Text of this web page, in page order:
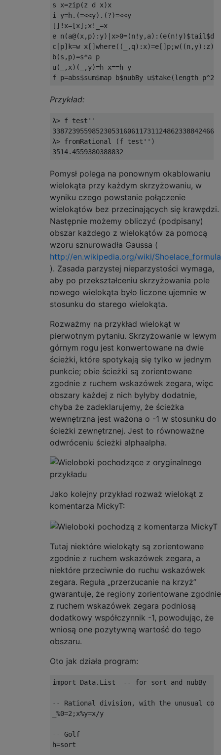
s x=zip(z d x)x
i y=h.(=<<y).(?)=<<y
[]!x=[x];x!_=x
e
c[p]k=w
b(s,p)=s*a p
u(_,x)(_,y)=h x==h y
Przykład:
λ> f test''
λ> fromRational (f test'')
Pomysł polega na ponownym okablowaniu
wielokąta przy każdym skrzyżowaniu, w
wyniku czego powstanie połączenie
wielokątów bez przecinających się krawędzi.
Następnie możemy obliczyć (podpisany)
obszar każdego z wielokątów za pomocą
wzoru sznurowadła Gaussa (
http://en.wikipedia.org/wiki/Shoelace_formula
). Zasada parzystej nieparzystości wymaga,
aby po przekształceniu skrzyżowania pole
nowego wielokąta było liczone ujemnie w
stosunku do starego wielokąta.
Rozważmy na przykład wielokąt w
pierwotnym pytaniu. Skrzyżowanie w lewym
górnym rogu jest konwertowane na dwie
ścieżki, które spotykają się tylko w jednym
punkcie; obie ścieżki są zorientowane
zgodnie z ruchem wskazówek zegara, więc
obszary każdej z nich byłyby dodatnie,
chyba że zadeklarujemy, że ścieżka
wewnętrzna jest ważona o -1 w stosunku do
ścieżki zewnętrznej. Jest to równoważne
odwróceniu ścieżki alphaalpha.
Jako kolejny przykład rozważ wielokąt z
komentarza MickyT:
Tutaj niektóre wielokąty są zorientowane
zgodnie z ruchem wskazówek zegara, a
niektóre przeciwnie do ruchu wskazówek
zegara. Reguła „przerzucanie na krzyż”
gwarantuje, że regiony zorientowane zgodnie
z ruchem wskazówek zegara podniosą
dodatkowy współczynnik -1, powodując, że
wniosą one pozytywną wartość do tego
obszaru.
Oto jak działa program:
import Data.List  -- for sort and nubBy
-- Rational division, with the unusual
_%0=2;x%y=x/y
-- Golf
h=sort